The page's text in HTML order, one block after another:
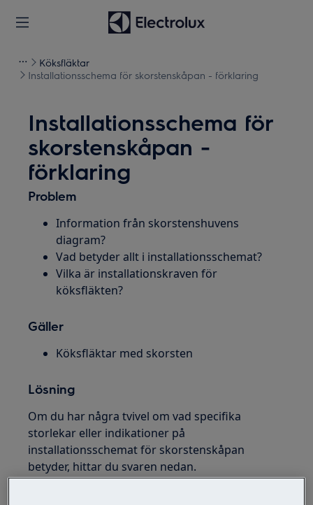
Köksfläktar
Installationsschema för skorstenskåpan - förklaring
Installationsschema för
skorstenskåpan -
förklaring
Problem
Information från skorstenshuvens
diagram?
Vad betyder allt i installationsschemat?
Vilka är installationskraven för
köksfläkten?
Gäller
Köksfläktar med skorsten
Lösning
Om du har några tvivel om vad specifika
storlekar eller indikationer på
installationsschemat för skorstenskåpan
betyder, hittar du svaren nedan.